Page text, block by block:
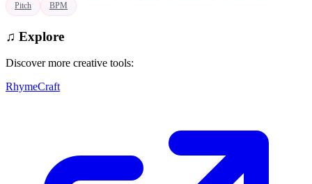
Pitch BPM
♫ Explore
Discover more creative tools:
RhymeCraft